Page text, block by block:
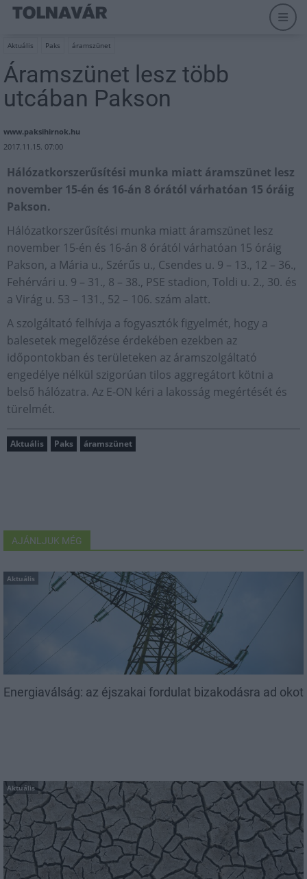
Aktuális Paks áramszünet
Áramszünet lesz több
utcában Pakson
www.paksihirnok.hu
2017.11.15. 07:00
Hálózatkorszerűsítési munka miatt áramszünet lesz
november 15-én és 16-án 8 órától várhatóan 15 óráig
Pakson.
Hálózatkorszerűsítési munka miatt áramszünet lesz
november 15-én és 16-án 8 órától várhatóan 15 óráig
Pakson, a Mária u., Szérűs u., Csendes u. 9 – 13., 12 – 36.,
Fehérvári u. 9 – 31., 8 – 38., PSE stadion, Toldi u. 2., 30. és
a Virág u. 53 – 131., 52 – 106. szám alatt.
A szolgáltató felhívja a fogyasztók figyelmét, hogy a
balesetek megelőzése érdekében ezekben az
időpontokban és területeken az áramszolgáltató
engedélye nélkül szigorúan tilos aggregátort kötni a
belső hálózatra. Az E-ON kéri a lakosság megértését és
türelmét.
Aktuális Paks áramszünet
AJÁNLJUK MÉG
Aktuális
Energiaválság: az éjszakai fordulat bizakodásra ad okot
Aktuális